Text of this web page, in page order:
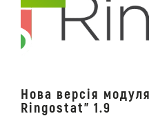
Нова версія
Ringostat" 1.9